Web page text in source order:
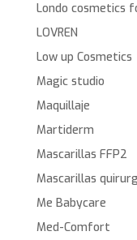
Londo cosmetics
LOVREN
Low up Cosmetics
Magic studio
Maquillaje
Martiderm
Mascarillas FFP2
Mascarillas
Me Babycare
Med-Comfort